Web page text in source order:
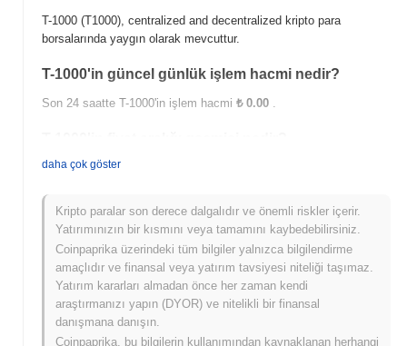
T-1000 (T1000), centralized and decentralized kripto para
borsalarında yaygın olarak mevcuttur.
T-1000'in güncel günlük işlem hacmi nedir?
Son 24 saatte T-1000'in işlem hacmi ₺ 0.00 .
Tüm Zamanların En Yüksek Değeri (ATH):
T-1000 şu anda ATH'sinin ~5.76% altında işlem görüyor .
T-1000, daha geniş kripto piyasasıyla
karşılaştırıldığında nasıl performans gösteriyor?
Son 7 günde T-10000.00%kazandı, genel kripto piyasasından
0.16%kazanç kaydeden daha düşük performans gösterdi. Bu,
daha geniş piyasa momentumuna göre T1000'ün fiyat hareketinde
daha çok göster
Kripto paralar son derece dalgalıdır ve önemli riskler içerir.
Yatırımınızın bir kısmını veya tamamını kaybedebilirsiniz.
Coinpaprika üzerindeki tüm bilgiler yalnızca bilgilendirme
amaçlıdır ve finansal veya yatırım tavsiyesi niteliği taşımaz.
Yatırım kararları almadan önce her zaman kendi
araştırmanızı yapın (DYOR) ve nitelikli bir finansal
danışmana danışın.
Coinpaprika, bu bilgilerin kullanımından kaynaklanan herhangi